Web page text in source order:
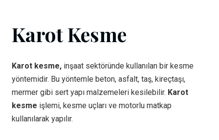
Karot Kesme
Karot kesme, inşaat sektöründe kullanılan bir kesme
yöntemidir. Bu yöntemle beton, asfalt, taş, kireçtaşı,
mermer gibi sert yapı malzemeleri kesilebilir. Karot
kesme işlemi, kesme uçları ve motorlu matkap
kullanılarak yapılır.